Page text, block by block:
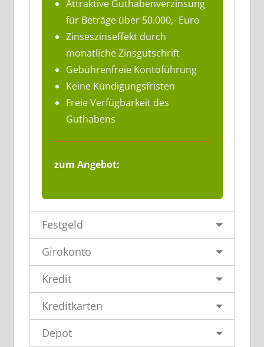
Attraktive Guthabenverzinsung
für Beträge über 50.000,- Euro
Zinseszinseffekt durch
monatliche Zinsgutschrift
Gebührenfreie Kontoführung
Keine Kündigungsfristen
Freie Verfügbarkeit des
Guthabens
zum Angebot:
Festgeld
Girokonto
Kredit
Kreditkarten
Depot